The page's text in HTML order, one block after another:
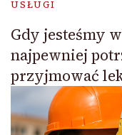
USŁUGI
Gdy jesteśmy
najpewniej
przyjmować